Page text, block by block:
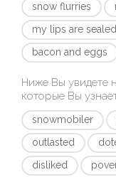
snow flurries
my lips are sealed
bacon and eggs
Ниже Вы увидете
которые Вы
snowmobiler
outlasted
disliked